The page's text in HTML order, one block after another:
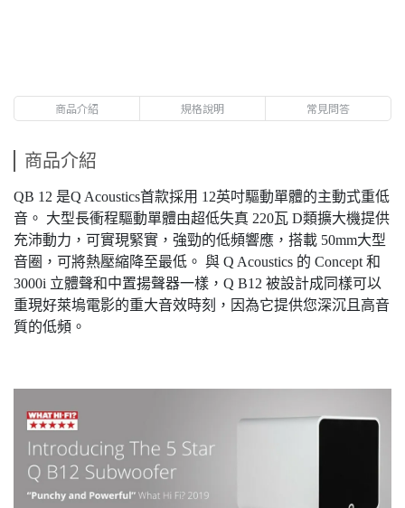
商品介紹 規格說明 常見問答
商品介紹
QB 12 是Q Acoustics首款採用 12英吋驅動單體的主動式重低
音。 大型長衝程驅動單體由超低失真 220瓦 D類擴大機提供
充沛動力，可實現緊實，強勁的低頻響應，搭載 50mm大型
音圈，可將熱壓縮降至最低。 與 Q Acoustics 的 Concept 和
3000i 立體聲和中置揚聲器一樣，Q B12 被設計成同樣可以
重現好萊塢電影的重大音效時刻，因為它提供您深沉且高音
質的低頻。